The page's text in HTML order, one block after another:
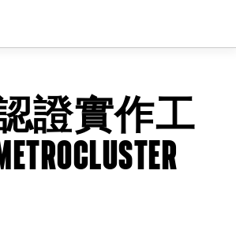
認證實作工